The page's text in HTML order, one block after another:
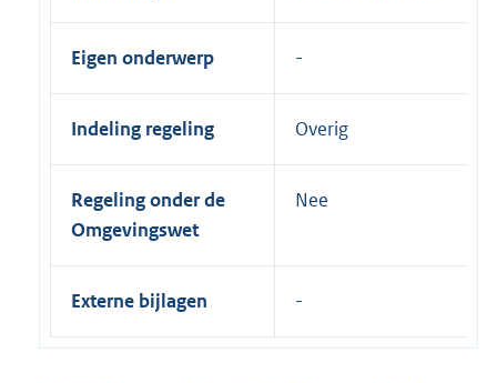
Eigen onderwerp
Indeling regeling Overig
Regeling onder de
Omgevingswet
Nee
Externe bijlagen